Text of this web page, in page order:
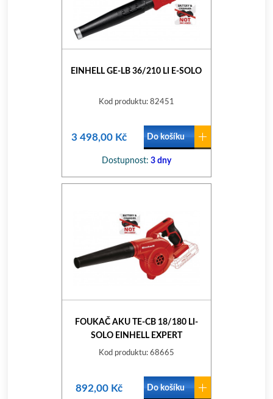
EINHELL GE-LB 36/210 LI E-SOLO
Kod produktu: 82451
3 498,00 Kč Do košíku
Dostupnost: 3 dny
FOUKAČ AKU TE-CB 18/180 LI-
SOLO EINHELL EXPERT
Kod produktu: 68665
892,00 Kč Do košíku